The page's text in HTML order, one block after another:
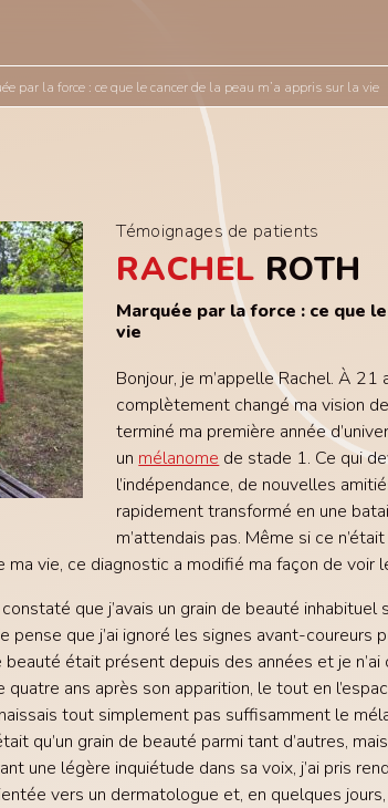
par la force : ce que le cancer de la peau m’a appris sur la vie
Témoignages de patients
RACHEL ROTH
Marquée par la force : ce que
vie
Bonjour, je m’appelle Rachel. À 21
complètement changé ma vision
terminé ma première année
un mélanome de stade 1. Ce qui
l’indépendance, de nouvelles
rapidement transformé en une
m’attendais pas. Même si ce
ma vie, ce diagnostic a modifié ma façon de voir
que j’avais un grain de beauté inhabituel
pense que j’ai ignoré les signes avant-coureurs
était présent depuis des années et je
ans après son apparition, le tout en
tout simplement pas suffisamment le
qu’un grain de beauté parmi tant d’autres,
une légère inquiétude dans sa voix, j’ai pris
vers un dermatologue et, en quelques